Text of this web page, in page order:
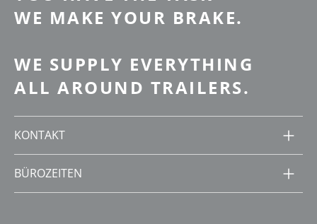
WE MAKE YOUR BRAKE.
WE SUPPLY EVERYTHING
ALL AROUND TRAILERS.
KONTAKT
BÜROZEITEN